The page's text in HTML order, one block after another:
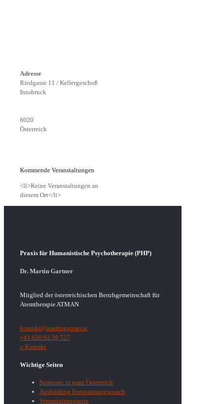
Adresse
Riedgasse 11 / Kellergeschoß
Innsbruck
6020
Österreich
Kommende Veranstaltungen
<li>Keine Veranstaltungen an
diesem Ort</li>
Praxis für Humanistische Psychotherapie (PHP)
Dr. Martin Gartner
Mitglied der österreichischen Berufsgemeinschaft für
Atemtherapie ATMAN
kontakt@martingartner.at
+43 650 92 59 727
» Kontakt
Wichtige Seiten
Seminare in ganz Österreich
Ausbildung Entspannungscoach
Veranstaltungsorte